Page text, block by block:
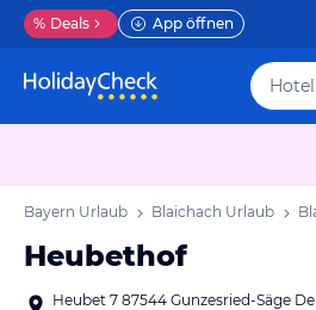
% Deals App öffnen
Bayern Urlaub Blaichach Urlaub
Heubethof
Heubet 7 87544 Gunzesried-Säge